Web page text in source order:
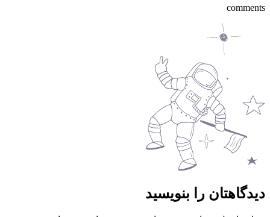
comments
دیدگاهتان را بنویسید